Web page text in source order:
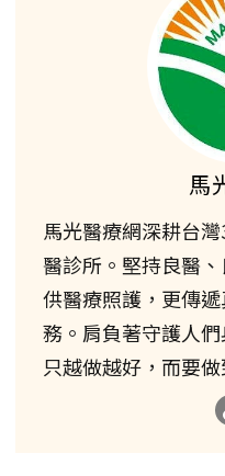
馬
馬光醫療網深耕台
醫診所。堅持良醫
供醫療照護，更傳
務。肩負著守護人
只越做越好，而要做